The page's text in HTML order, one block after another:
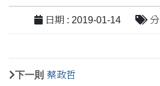
日期 : 2019-01-14
下一則 蔡政哲